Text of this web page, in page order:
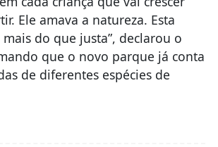
Ele amava a natureza. Esta
do que justa”, declarou o
que o novo parque já conta
de diferentes espécies de